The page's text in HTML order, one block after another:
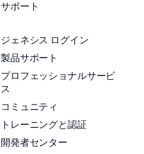
サポート
ジェネシス ログイン
製品サポート
プロフェッショナルサービ
ス
コミュニティ
トレーニングと認証
開発者センター